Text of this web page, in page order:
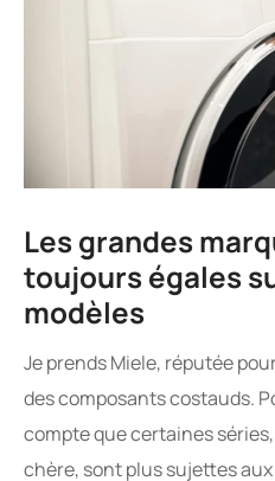
Les grandes
toujours égales
modèles
Je prends Miele, réputée
des composants costauds.
compte que certaines
chère, sont plus sujettes